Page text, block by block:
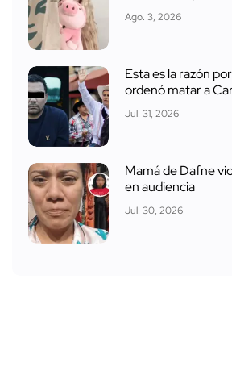
Ago. 3, 2026
Esta es la razón
ordenó matar a
Jul. 31, 2026
Mamá de Dafne
en audiencia
Jul. 30, 2026